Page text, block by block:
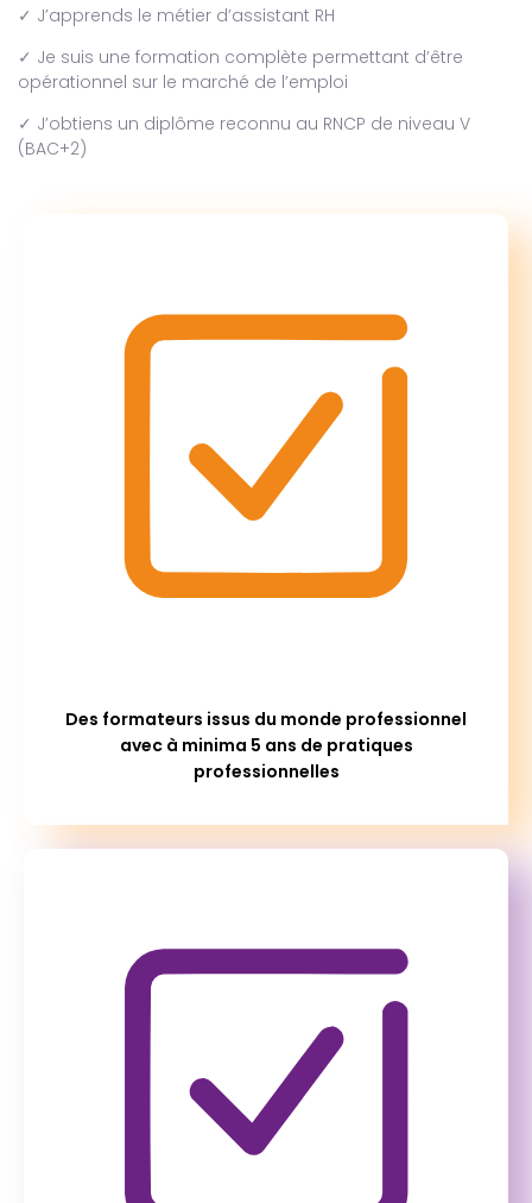
✓ J’apprends le métier d’assistant RH
✓ Je suis une formation complète permettant d’être
opérationnel sur le marché de l’emploi
✓ J’obtiens un diplôme reconnu au RNCP de niveau V
(BAC+2)
Des formateurs issus du monde professionnel
avec à minima 5 ans de pratiques
professionnelles